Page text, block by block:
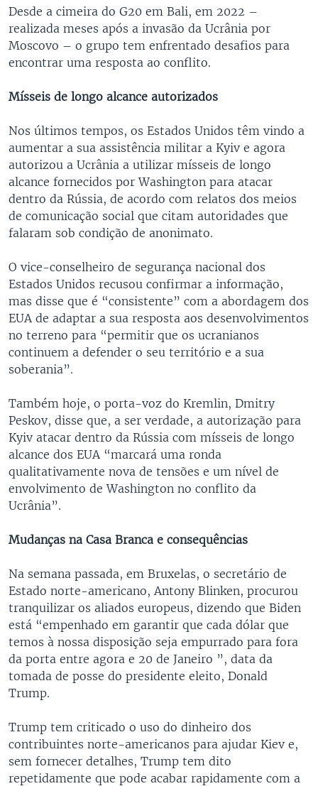
Desde a cimeira do G20 em Bali, em 2022 –
realizada meses após a invasão da Ucrânia por
Moscovo – o grupo tem enfrentado desafios para
encontrar uma resposta ao conflito.
Mísseis de longo alcance autorizados
Nos últimos tempos, os Estados Unidos têm vindo a
aumentar a sua assistência militar a Kyiv e agora
autorizou a Ucrânia a utilizar mísseis de longo
alcance fornecidos por Washington para atacar
dentro da Rússia, de acordo com relatos dos meios
de comunicação social que citam autoridades que
falaram sob condição de anonimato.
O vice-conselheiro de segurança nacional dos
Estados Unidos recusou confirmar a informação,
mas disse que é “consistente” com a abordagem dos
EUA de adaptar a sua resposta aos desenvolvimentos
no terreno para “permitir que os ucranianos
continuem a defender o seu território e a sua
soberania”.
Também hoje, o porta-voz do Kremlin, Dmitry
Peskov, disse que, a ser verdade, a autorização para
Kyiv atacar dentro da Rússia com mísseis de longo
alcance dos EUA “marcará uma ronda
qualitativamente nova de tensões e um nível de
envolvimento de Washington no conflito da
Ucrânia”.
Mudanças na Casa Branca e consequências
Na semana passada, em Bruxelas, o secretário de
Estado norte-americano, Antony Blinken, procurou
tranquilizar os aliados europeus, dizendo que Biden
está “empenhado em garantir que cada dólar que
temos à nossa disposição seja empurrado para fora
da porta entre agora e 20 de Janeiro ”, data da
tomada de posse do presidente eleito, Donald
Trump.
Trump tem criticado o uso do dinheiro dos
contribuintes norte-americanos para ajudar Kiev e,
sem fornecer detalhes, Trump tem dito
repetidamente que pode acabar rapidamente com a